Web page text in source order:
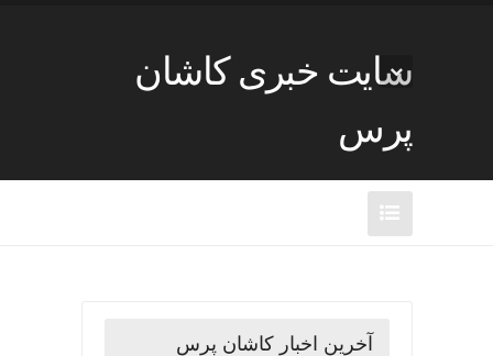
سایت خبری کاشان
پرس
آخرین اخبار کاشان پرس